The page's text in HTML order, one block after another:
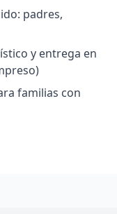
padres,
y entrega en
familias con